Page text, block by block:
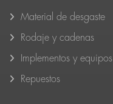
Material de desgaste
Rodaje y cadenas
Implementos y equipos
Repuestos